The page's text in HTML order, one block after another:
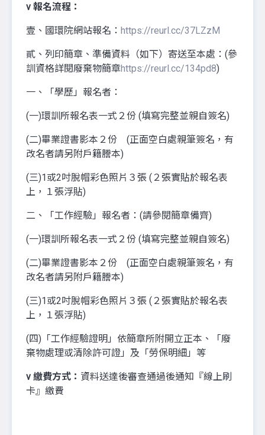
v 報名流程：
壹、國環院網站報名： https://reurl.cc/37LZzM
貳、列印簡章、準備資料（如下）寄送至本處：(參
訓資格詳閱廢棄物簡章https://reurl.cc/134pd8)
一、「學歷」報名者：
(一)環訓所報名表一式２份 (填寫完整並親自簽名)
(二)畢業證書影本２份 (正面空白處親筆簽名，有
改名者請另附戶籍謄本)
(三)1或2吋脫帽彩色照片３張 (２張實貼於報名表
上，１張浮貼)
二、「工作經驗」報名者：(請參閱簡章備齊)
(一)環訓所報名表一式２份 (填寫完整並親自簽名)
(二)畢業證書影本２份 (正面空白處親筆簽名，有
改名者請另附戶籍謄本)
(三)1或2吋脫帽彩色照片３張 (２張實貼於報名表
上，１張浮貼)
(四)「工作經驗證明」依簡章所附開立正本、「廢
棄物處理或清除許可證」及「勞保明細」等
v 繳費方式： 資料送達後審查通過後通知『線上刷
卡』繳費